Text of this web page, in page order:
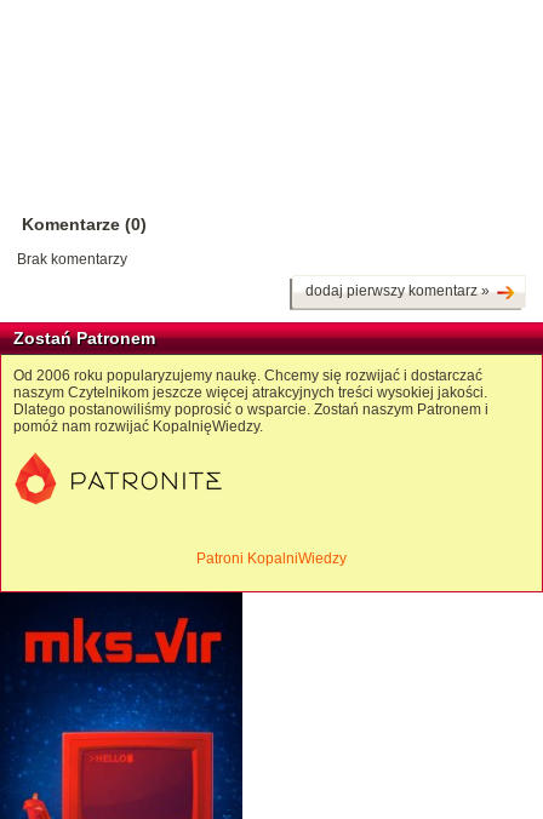
Komentarze (0)
Brak komentarzy
dodaj pierwszy komentarz »
Zostań Patronem
Od 2006 roku popularyzujemy naukę. Chcemy się rozwijać i dostarczać
naszym Czytelnikom jeszcze więcej atrakcyjnych treści wysokiej jakości.
Dlatego postanowiliśmy poprosić o wsparcie. Zostań naszym Patronem i
pomóż nam rozwijać KopalnięWiedzy.
Patroni KopalniWiedzy